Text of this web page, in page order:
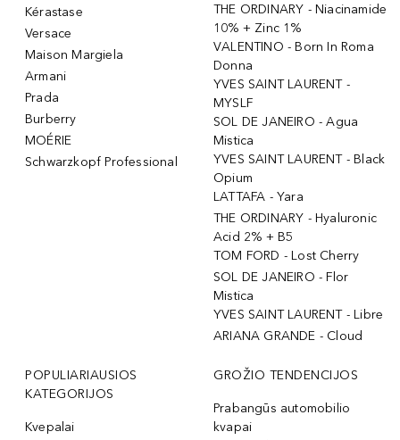
Kérastase
Versace
Maison Margiela
Armani
Prada
Burberry
MOÉRIE
Schwarzkopf Professional
THE ORDINARY - Niacinamide
10% + Zinc 1%
VALENTINO - Born In Roma
Donna
YVES SAINT LAURENT -
MYSLF
SOL DE JANEIRO - Agua
Mistica
YVES SAINT LAURENT - Black
Opium
LATTAFA - Yara
THE ORDINARY - Hyaluronic
Acid 2% + B5
TOM FORD - Lost Cherry
SOL DE JANEIRO - Flor
Mistica
YVES SAINT LAURENT - Libre
ARIANA GRANDE - Cloud
POPULIARIAUSIOS
KATEGORIJOS
Kvepalai
GROŽIO TENDENCIJOS
Prabangūs automobilio
kvapai